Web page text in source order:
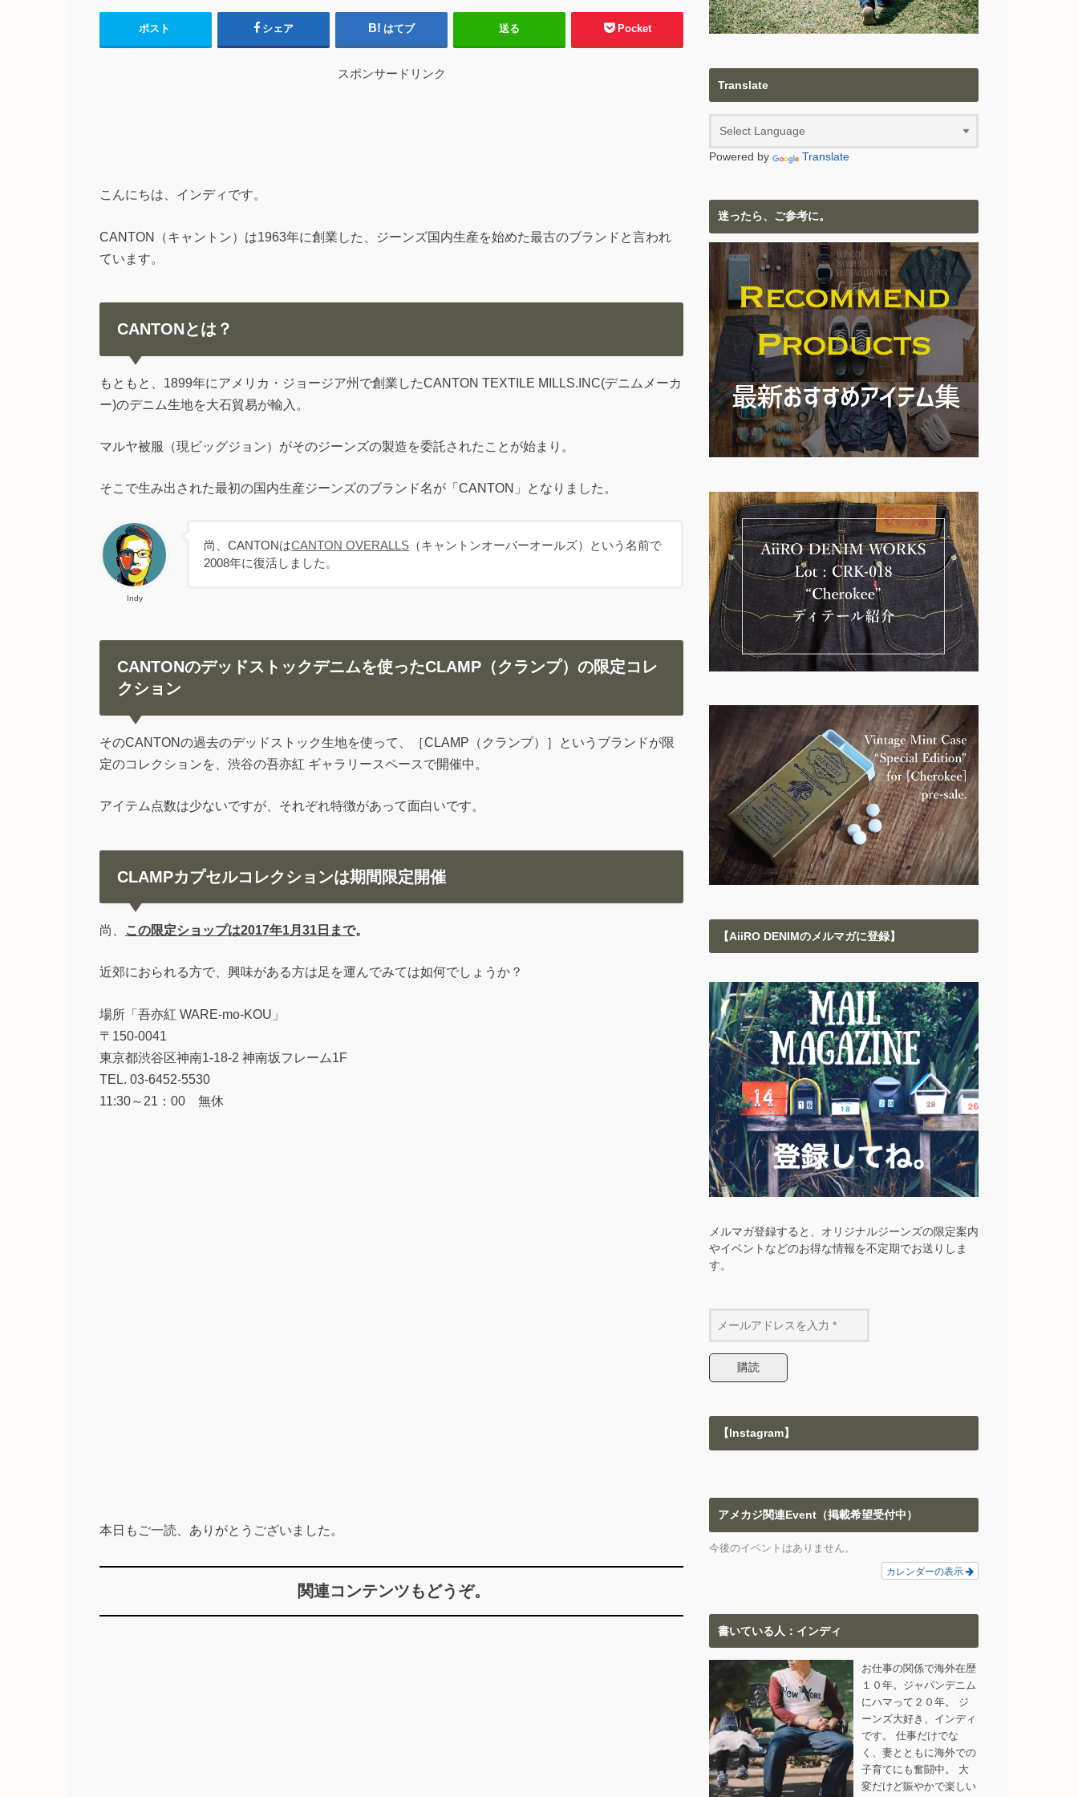
ポスト シェア はてブ 送る Pocket
スポンサードリンク
こんにちは、インディです。
CANTON（キャントン）は1963年に創業した、ジーンズ国内生産を始めた最古のブランドと言われ
ています。
CANTONとは？
もともと、1899年にアメリカ・ジョージア州で創業したCANTON TEXTILE MILLS.INC(デニムメーカ
ー)のデニム生地を大石貿易が輸入。
マルヤ被服（現ビッグジョン）がそのジーンズの製造を委託されたことが始まり。
そこで生み出された最初の国内生産ジーンズのブランド名が「CANTON」となりました。
Indy
尚、CANTONはCANTON OVERALLS （キャントンオーバーオールズ）という名前で
2008年に復活しました。
CANTONのデッドストックデニムを使ったCLAMP（クランプ）の限定コレ
クション
そのCANTONの過去のデッドストック生地を使って、［CLAMP （クランプ）
］というブランドが限
定のコレクションを、渋谷の吾亦紅 ギャラリースペースで開催中。
アイテム点数は少ないですが、それぞれ特徴があって面白いです。
CLAMPカプセルコレクションは期間限定開催
尚、 この限定ショップは2017年1月31日まで。
近郊におられる方で、興味がある方は足を運んでみては如何でしょうか？
場所「吾亦紅 WARE-mo-KOU」
〒150-0041
東京都渋谷区神南1-18-2 神南坂フレーム1F
TEL. 03-6452-5530
11:30～21：00 無休
本日もご一読、ありがとうございました。
関連コンテンツもどうぞ。
Translate
Powered by Translate
迷ったら、ご参考に。
【AiiRO DENIMのメルマガに登録】
メルマガ登録すると、オリジナルジーンズの限定案内
やイベントなどのお得な情報を不定期でお送りしま
す。
【Instagram】
アメカジ関連Event（掲載希望受付中）
今後のイベントはありません。
カレンダーの表示
書いている人：インディ
お仕事の関係で海外在歴
１０年。ジャパンデニム
にハマって２０年。 ジ
ーンズ大好き、インディ
です。 仕事だけでな
く、妻とともに海外での
子育てにも奮闘中。 大
変だけど賑やかで楽しい